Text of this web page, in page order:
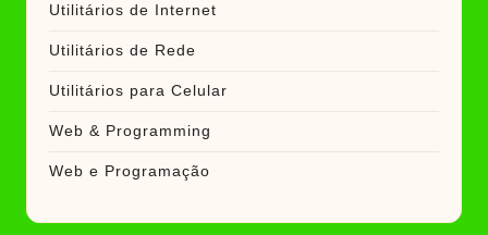
Utilitários de Internet
Utilitários de Rede
Utilitários para Celular
Web & Programming
Web e Programação